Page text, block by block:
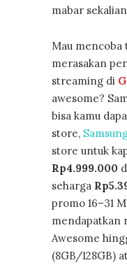
mabar
Mau
merasakan
streaming di
awesome?
bisa kamu
store,
store untuk
Rp4.999.000
seharga
promo 16–31
mendapatkan
Awesome
(8GB/128GB)